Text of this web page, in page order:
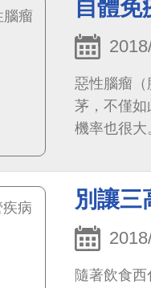
自體免
惡性腦瘤
茅，不僅
機率也很
別讓三
隨著飲食